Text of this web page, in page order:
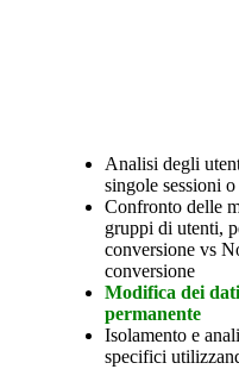
Analisi degli
singole sessioni
Confronto delle
gruppi di utenti,
conversione vs
conversione
Modifica dei
permanente
Isolamento e
specifici